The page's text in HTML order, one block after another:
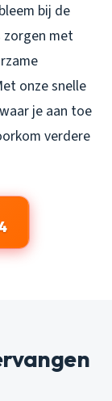
bij de
zorgen met
onze snelle
je aan toe
verdere